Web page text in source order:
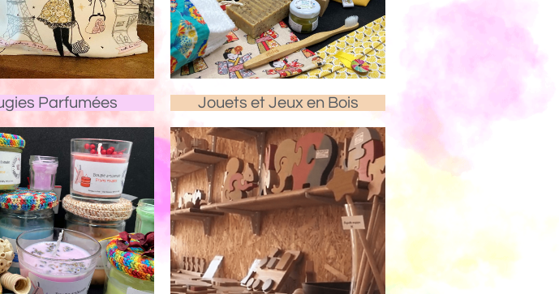
Parfumées Jouets et Jeux en Bois